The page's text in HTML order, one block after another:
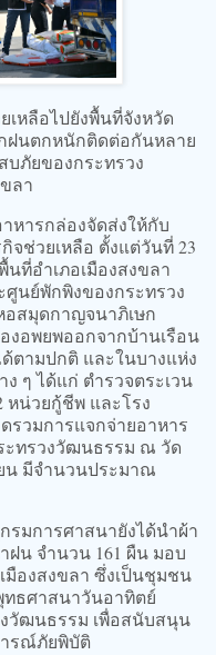
หลือไปยังพื้นที่จังหวัด
ฝนตกหนักติดต่อกันหลาย
บภัยของกระทรวง
ลา
หารกล่องจัดส่งให้กับ
ช่วยเหลือ ตั้งแต่วันที่ 23
ที่อำเภอเมืองสงขลา
นย์พักพิงของกระทรวง
สมุดกาญจนาภิเษก
งอพยพออกจากบ้านเรือน
ตามปกติ และในบางแห่ง
ๆ ได้แก่ ตำรวจตระเวน
น่วยกู้ชีพ และโรง
รวมการแจกจ่ายอาหาร
ะทรวงวัฒนธรรม ณ วัด
น มีจำนวนประมาณ
มการศาสนายังได้นำผ้า
ฝน จำนวน 161 ผืน มอบ
มืองสงขลา ซึ่งเป็นชุมชน
ธศาสนาวันอาทิตย์
วัฒนธรรม เพื่อสนับสนุน
รณ์ภัยพิบัติ